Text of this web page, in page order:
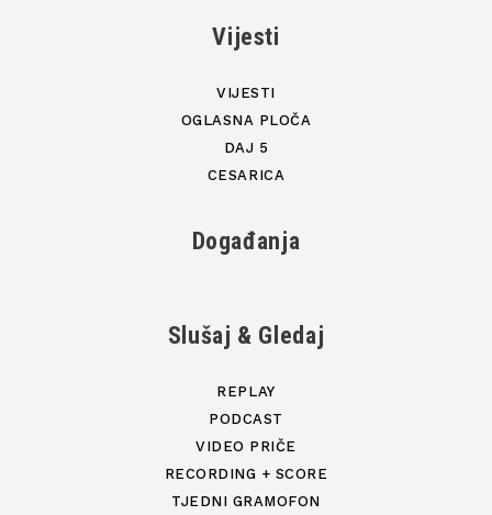
Vijesti
VIJESTI
OGLASNA PLOČA
DAJ 5
CESARICA
Događanja
Slušaj & Gledaj
REPLAY
PODCAST
VIDEO PRIČE
RECORDING + SCORE
TJEDNI GRAMOFON